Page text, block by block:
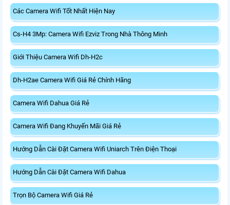
Các Camera Wifi Tốt Nhất Hiện Nay
Cs-H4 3Mp: Camera Wifi Ezviz Trong Nhà Thông Minh
Giới Thiệu Camera Wifi Dh-H2c
Dh-H2ae Camera Wifi Giá Rẻ Chính Hãng
Camera Wifi Dahua Giá Rẻ
Camera Wifi Đang Khuyến Mãi Giá Rẻ
Hướng Dẫn Cài Đặt Camera Wifi Uniarch Trên Điện Thoại
Hướng Dẫn Cài Đặt Camera Wifi Dahua
Trọn Bộ Camera Wifi Giá Rẻ